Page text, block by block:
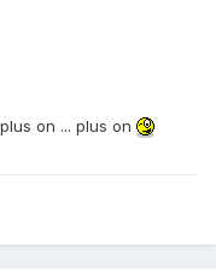
on ... plus on